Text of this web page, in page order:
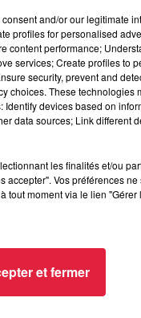
and/or our legitimate
profiles for personalised
content performance;
services; Create profiles to
security, prevent and
choices. These technologies
devices based on
data sources; Link different
les finalités et/ou
accepter". Vos préférences
tout moment via le lien
et fermer